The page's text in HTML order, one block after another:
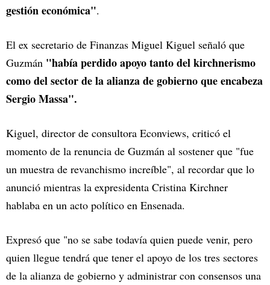
gestión económica".
El ex secretario de Finanzas Miguel Kiguel señaló que
Guzmán "había perdido apoyo tanto del kirchnerismo
como del sector de la alianza de gobierno que encabeza
Sergio Massa".
Kiguel, director de consultora Econviews, criticó el
momento de la renuncia de Guzmán al sostener que "fue
un muestra de revanchismo increíble", al recordar que lo
anunció mientras la expresidenta Cristina Kirchner
hablaba en un acto político en Ensenada.
Expresó que "no se sabe todavía quien puede venir, pero
quien llegue tendrá que tener el apoyo de los tres sectores
de la alianza de gobierno y administrar con consensos una